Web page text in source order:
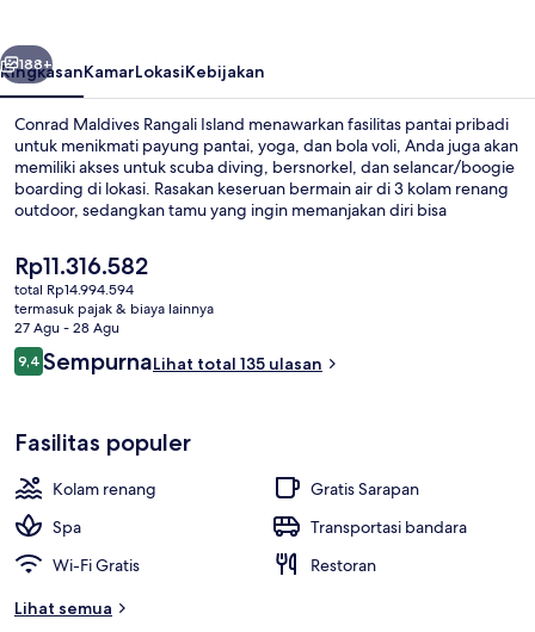
Berikutnya
188+
RingkasanKamarLokasiKebijakan
Conrad Maldives Rangali Island menawarkan fasilitas pantai pribadi
untuk menikmati payung pantai, yoga, dan bola voli, Anda juga akan
memiliki akses untuk scuba diving, bersnorkel, dan selancar/boogie
boarding di lokasi. Rasakan keseruan bermain air di 3 kolam renang
outdoor, sedangkan tamu yang ingin memanjakan diri bisa
dan aromaterapi. Ithaa Undersea Restaurant merupakan salah satu
12 restoran yang menyajikan masakan Eropa Modern serta buka
untuk makan siang dan makan malam. Keunggulan lain di resor
mewah ini meliputi 2 bar pantai, marina, dan teras rooftop.
Harga
saat
ini
Rp11.316.582
Rp11.316.582
total Rp14.994.594
termasuk pajak & biaya lainnya
27 Agu - 28 Agu
Ulasan
9,49,4 dari 10
SempurnaLihat total 135 ulasan
Fasilitas populer
Kolam renang
Gratis Sarapan
Spa
Transportasi bandara
Wi-Fi Gratis
Restoran
Lihat semua